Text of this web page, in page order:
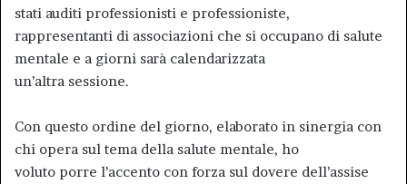
stati auditi professionisti e professioniste,
rappresentanti di associazioni che si occupano di salute
mentale e a giorni sarà calendarizzata
un’altra sessione.
Con questo ordine del giorno, elaborato in sinergia con
chi opera sul tema della salute mentale, ho
voluto porre l’accento con forza sul dovere dell’assise